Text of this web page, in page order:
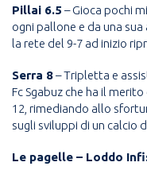
Pillai 6.5 – Gioca pochi
ogni pallone e da una
la rete del 9-7 ad inizio
Serra 8– Tripletta e
Fc Sgabuz che ha il
12, rimediando allo
sugli sviluppi di un calcio
Le pagelle – Loddo